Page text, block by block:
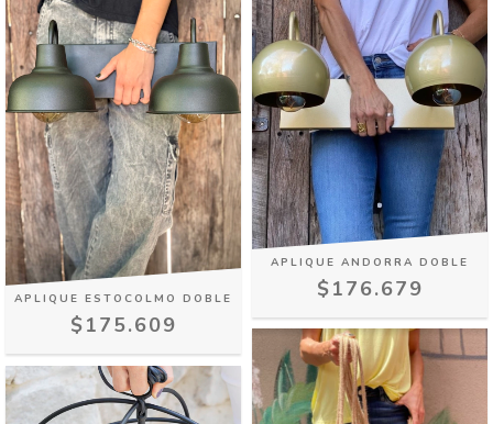
APLIQUE ESTOCOLMO DOBLE
$175.609
APLIQUE ANDORRA DOBLE
$176.679